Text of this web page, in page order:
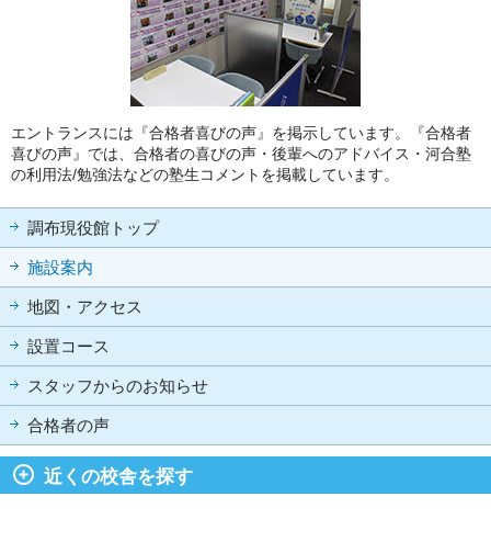
エントランスには『合格者喜びの声』を掲示しています。『合格者
喜びの声』では、合格者の喜びの声・後輩へのアドバイス・河合塾
の利用法/勉強法などの塾生コメントを掲載しています。
調布現役館トップ
施設案内
地図・アクセス
設置コース
スタッフからのお知らせ
合格者の声
近くの校舎を探す